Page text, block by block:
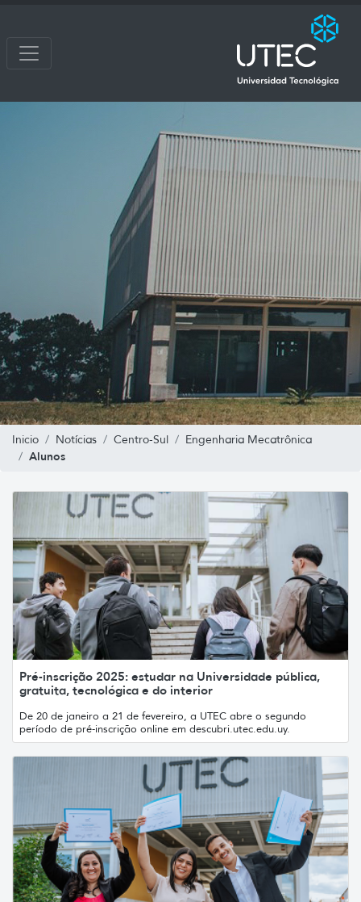
Inicio Notícias Centro-Sul Engenharia Mecatrônica
Alunos
Pré-inscrição 2025: estudar na Universidade pública,
gratuita, tecnológica e do interior
De 20 de janeiro a 21 de fevereiro, a UTEC abre o segundo
período de pré-inscrição online em descubri.utec.edu.uy.